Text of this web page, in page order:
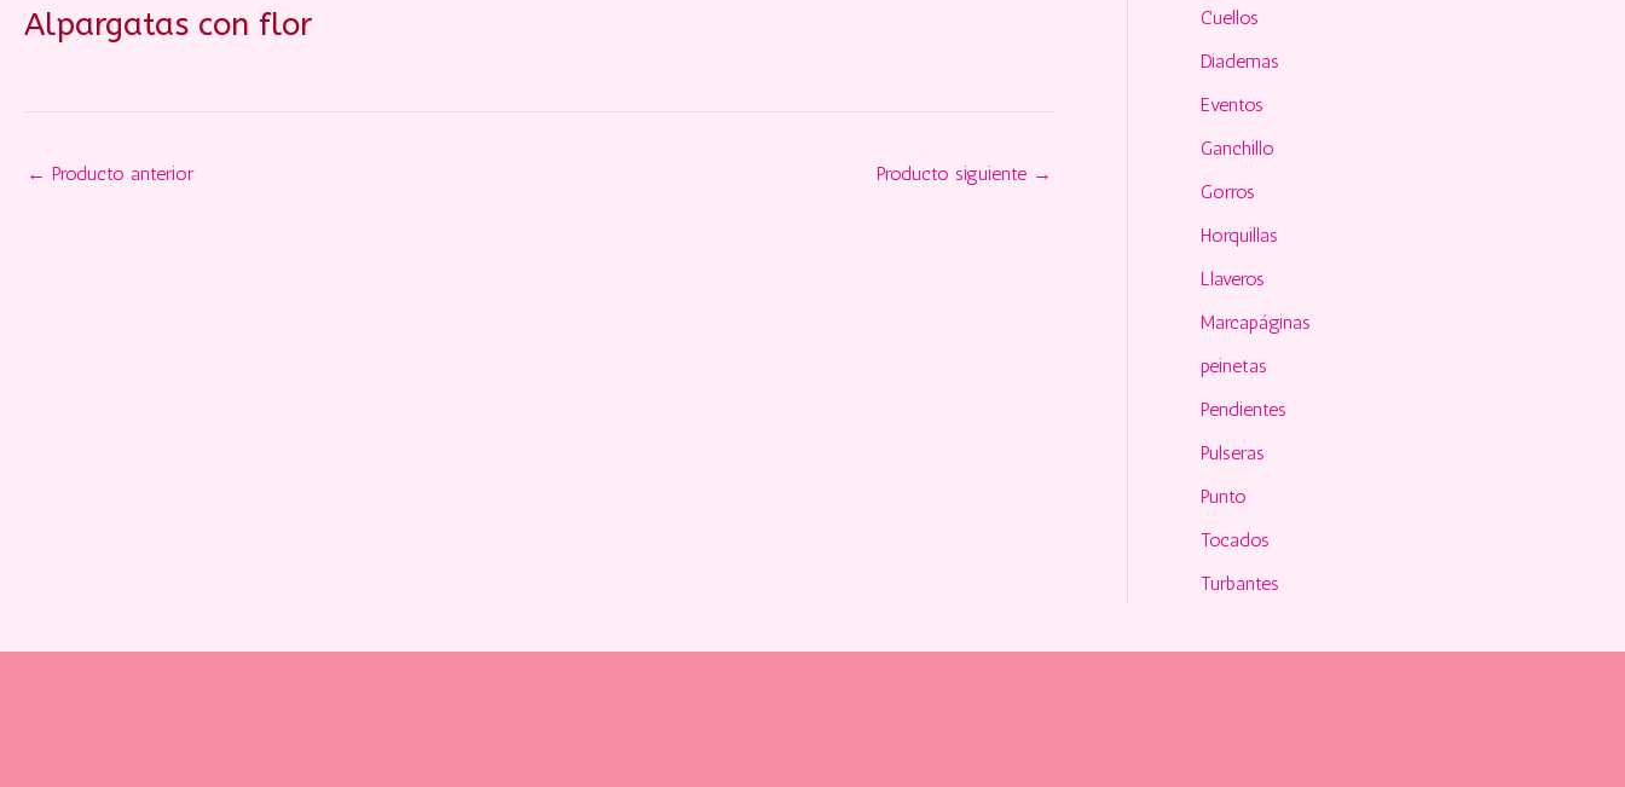
Alpargatas con flor
← Producto anterior Producto siguiente →
Cuellos
Diademas
Eventos
Ganchillo
Gorros
Horquillas
Llaveros
Marcapáginas
peinetas
Pendientes
Pulseras
Punto
Tocados
Turbantes